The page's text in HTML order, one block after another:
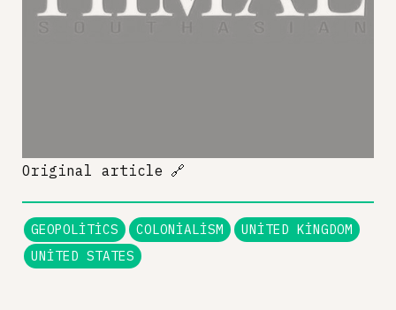
Original article 🔗
GEOPOLITICS COLONIALISM
UNITED KINGDOM
UNITED STATES